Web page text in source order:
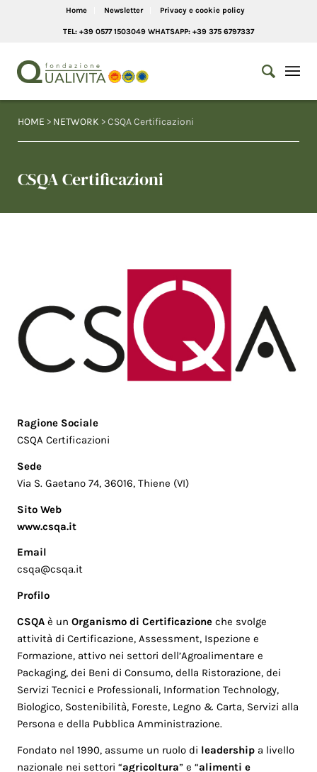
Home Newsletter Privacy e cookie policy
TEL: +39 0577 1503049 WHATSAPP: +39 375 6797337
HOME > NETWORK > CSQA Certificazioni
CSQA Certificazioni
Ragione Sociale
CSQA Certificazioni
Sede
Via S. Gaetano 74, 36016, Thiene (VI)
Sito Web
www.csqa.it
Email
csqa@csqa.it
Profilo
CSQA è un Organismo di Certificazione che svolge
attività di Certificazione, Assessment, Ispezione e
Formazione, attivo nei settori dell’Agroalimentare e
Packaging, dei Beni di Consumo, della Ristorazione, dei
Servizi Tecnici e Professionali, Information Technology,
Biologico, Sostenibilità, Foreste, Legno & Carta, Servizi alla
Persona e della Pubblica Amministrazione.
Fondato nel 1990, assume un ruolo di leadership a livello
nazionale nei settori “agricoltura” e “alimenti e